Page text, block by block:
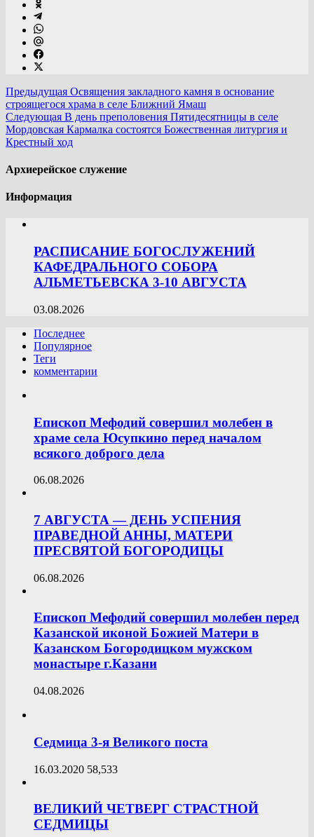
Предыдущая Освящения закладного камня в основание
строящегося храма в селе Ближний Ямаш
Следующая В день преполовения Пятидесятницы в селе
Мордовская Кармалка состоятся Божественная литургия и
Крестный ход
Архиерейское служение
Информация
РАСПИСАНИЕ БОГОСЛУЖЕНИЙ
КАФЕДРАЛЬНОГО СОБОРА
АЛЬМЕТЬЕВСКА 3-10 АВГУСТА
03.08.2026
Последнее
Популярное
Теги
комментарии
Епископ Мефодий совершил молебен в
храме села Юсупкино перед началом
всякого доброго дела
06.08.2026
7 АВГУСТА — ДЕНЬ УСПЕНИЯ
ПРАВЕДНОЙ АННЫ, МАТЕРИ
ПРЕСВЯТОЙ БОГОРОДИЦЫ
06.08.2026
Епископ Мефодий совершил молебен перед
Казанской иконой Божией Матери в
Казанском Богородицком мужском
монастыре г.Казани
04.08.2026
Седмица 3-я Великого поста
16.03.2020 58,533
ВЕЛИКИЙ ЧЕТВЕРГ СТРАСТНОЙ
СЕДМИЦЫ